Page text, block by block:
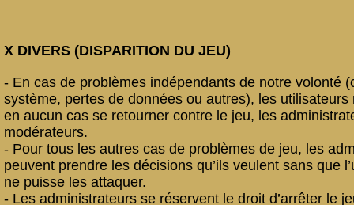
X DIVERS (DISPARITION DU JEU)
- En cas de problèmes indépendants de notre volonté
système, pertes de données ou autres), les utilisateurs
en aucun cas se retourner contre le jeu, les
modérateurs.
- Pour tous les autres cas de problèmes de jeu, les
peuvent prendre les décisions qu’ils veulent sans que
ne puisse les attaquer.
- Les administrateurs se réservent le droit d’arrêter le